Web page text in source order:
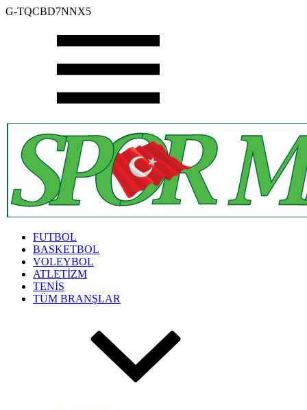
G-TQCBD7NNX5
FUTBOL
BASKETBOL
VOLEYBOL
ATLETİZM
TENİS
TÜM BRANŞLAR